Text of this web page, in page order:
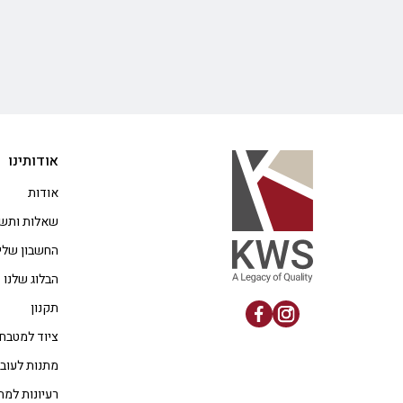
אודותינו
אודות
שאלות
החשבון
הבלוג שלנו
תקנון
ציוד
מתנות
רעיונות